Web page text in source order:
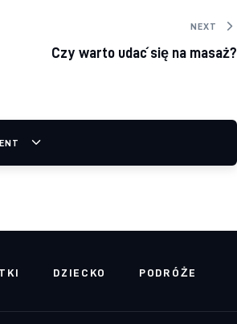
NEXT
Czy warto udać się na masaż?
DZIECKO PODRÓŻE